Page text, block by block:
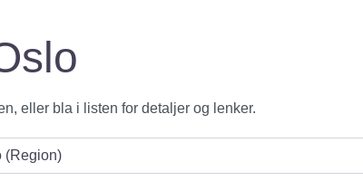
eller bla i listen for detaljer og lenker.